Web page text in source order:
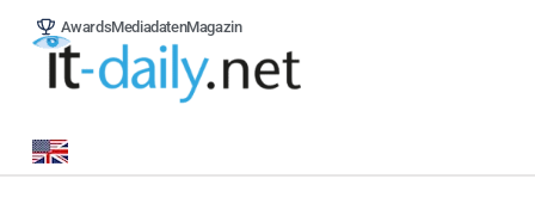
AwardsMediadatenMagazin